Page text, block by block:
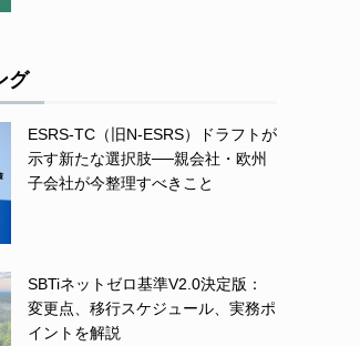
グ
ESRS-TC（旧N-ESRS）ドラフトが
示す新たな選択肢──親会社・欧州
子会社が今整理すべきこと
SBTiネットゼロ基準V2.0決定版：
変更点、移行スケジュール、実務ポ
イントを解説